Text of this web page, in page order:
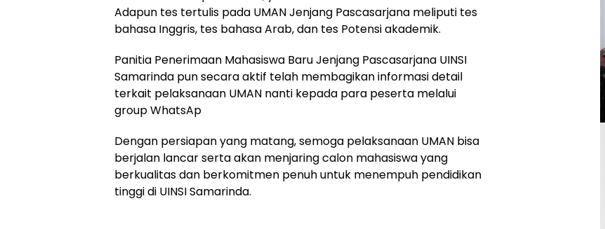
Adapun tes tertulis pada UMAN Jenjang Pascasarjana meliputi tes
bahasa Inggris, tes bahasa Arab, dan tes Potensi akademik.
Panitia Penerimaan Mahasiswa Baru Jenjang Pascasarjana UINSI
Samarinda pun secara aktif telah membagikan informasi detail
terkait pelaksanaan UMAN nanti kepada para peserta melalui
group WhatsAp
Dengan persiapan yang matang, semoga pelaksanaan UMAN bisa
berjalan lancar serta akan menjaring calon mahasiswa yang
berkualitas dan berkomitmen penuh untuk menempuh pendidikan
tinggi di UINSI Samarinda.